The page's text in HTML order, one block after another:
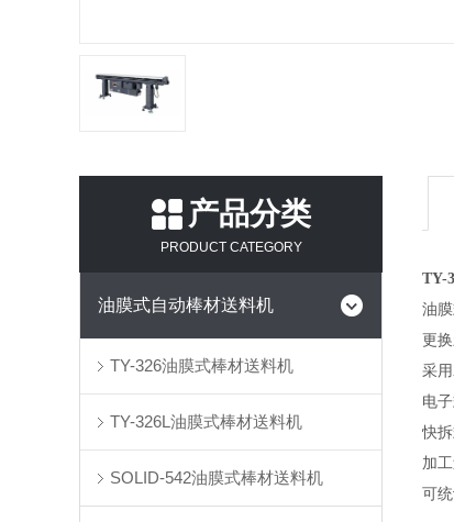
产品分类
PRODUCT CATEGORY
油膜式自动棒材送料机
TY-326油膜式棒材送料机
TY-326L油膜式棒材送料机
SOLID-542油膜式棒材送料机
TY-
油
更
采
电
快
加
可